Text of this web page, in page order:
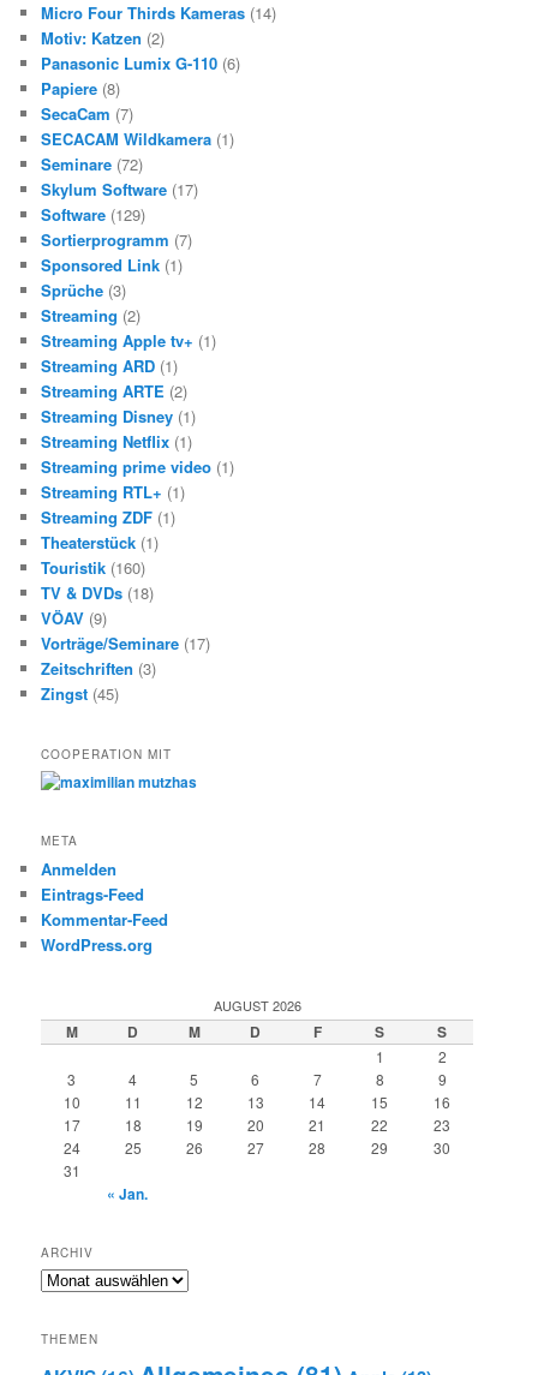
Micro Four Thirds Kameras (14)
Motiv: Katzen (2)
Panasonic Lumix G-110 (6)
Papiere (8)
SecaCam (7)
SECACAM Wildkamera (1)
Seminare (72)
Skylum Software (17)
Software (129)
Sortierprogramm (7)
Sponsored Link (1)
Sprüche (3)
Streaming (2)
Streaming Apple tv+ (1)
Streaming ARD (1)
Streaming ARTE (2)
Streaming Disney (1)
Streaming Netflix (1)
Streaming prime video (1)
Streaming RTL+ (1)
Streaming ZDF (1)
Theaterstück (1)
Touristik (160)
TV & DVDs (18)
VÖAV (9)
Vorträge/Seminare (17)
Zeitschriften (3)
Zingst (45)
COOPERATION MIT
META
Anmelden
Eintrags-Feed
Kommentar-Feed
WordPress.org
AUGUST 2026
M D M D F S S
1
2
3
4 5 6 7 8
9
10
11 12 13 14 15
16
17
18 19 20 21 22
23
24
25 26 27 28 29
30
31
« Jan.
ARCHIV
Archiv
THEMEN